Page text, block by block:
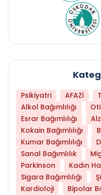
Psikiyatri AFAZİ
Alkol Bağımlılığı
Esrar Bağımlılığı
Kokain Bağımlılığı
Kumar Bağımlılığı
Sanal Bağımlılık
Parkinson
Kadın
Sigara Bağımlılığı
Kardioloji
Bipolar